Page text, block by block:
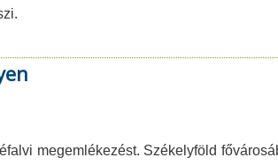
megemlékezést. Székelyföld